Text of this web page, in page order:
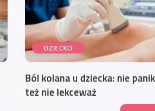
DZIECKO
Ból kolana u dziecka: nie
też nie lekceważ